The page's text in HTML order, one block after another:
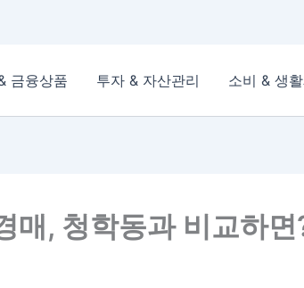
금융상품 투자 & 자산관리 소비 & 생
매, 청학동과 비교하면